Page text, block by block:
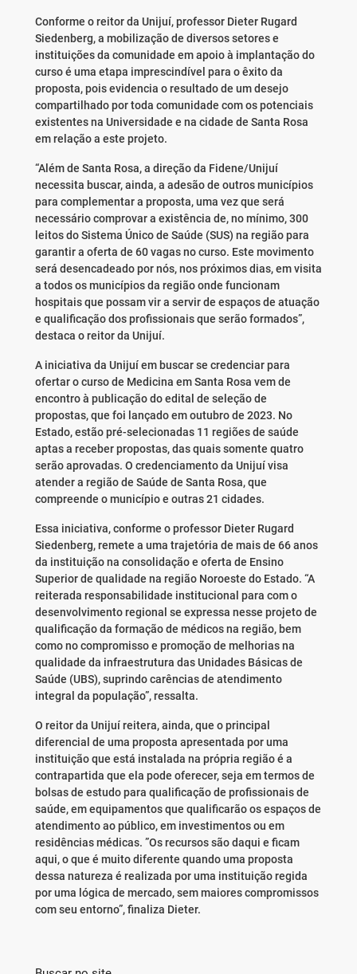
Conforme o reitor da Unijuí, professor Dieter Rugard
Siedenberg, a mobilização de diversos setores e
instituições da comunidade em apoio à implantação do
curso é uma etapa imprescindível para o êxito da
proposta, pois evidencia o resultado de um desejo
compartilhado por toda comunidade com os potenciais
existentes na Universidade e na cidade de Santa Rosa
em relação a este projeto.
“Além de Santa Rosa, a direção da Fidene/Unijuí
necessita buscar, ainda, a adesão de outros municípios
para complementar a proposta, uma vez que será
necessário comprovar a existência de, no mínimo, 300
leitos do Sistema Único de Saúde (SUS) na região para
garantir a oferta de 60 vagas no curso. Este movimento
será desencadeado por nós, nos próximos dias, em visita
a todos os municípios da região onde funcionam
hospitais que possam vir a servir de espaços de atuação
e qualificação dos profissionais que serão formados”,
destaca o reitor da Unijuí.
A iniciativa da Unijuí em buscar se credenciar para
ofertar o curso de Medicina em Santa Rosa vem de
encontro à publicação do edital de seleção de
propostas, que foi lançado em outubro de 2023. No
Estado, estão pré-selecionadas 11 regiões de saúde
aptas a receber propostas, das quais somente quatro
serão aprovadas. O credenciamento da Unijuí visa
atender a região de Saúde de Santa Rosa, que
compreende o município e outras 21 cidades.
Essa iniciativa, conforme o professor Dieter Rugard
Siedenberg, remete a uma trajetória de mais de 66 anos
da instituição na consolidação e oferta de Ensino
Superior de qualidade na região Noroeste do Estado. “A
reiterada responsabilidade institucional para com o
desenvolvimento regional se expressa nesse projeto de
qualificação da formação de médicos na região, bem
como no compromisso e promoção de melhorias na
qualidade da infraestrutura das Unidades Básicas de
Saúde (UBS), suprindo carências de atendimento
integral da população”, ressalta.
O reitor da Unijuí reitera, ainda, que o principal
diferencial de uma proposta apresentada por uma
instituição que está instalada na própria região é a
contrapartida que ela pode oferecer, seja em termos de
bolsas de estudo para qualificação de profissionais de
saúde, em equipamentos que qualificarão os espaços de
atendimento ao público, em investimentos ou em
residências médicas. ”Os recursos são daqui e ficam
aqui, o que é muito diferente quando uma proposta
dessa natureza é realizada por uma instituição regida
por uma lógica de mercado, sem maiores compromissos
com seu entorno”, finaliza Dieter.